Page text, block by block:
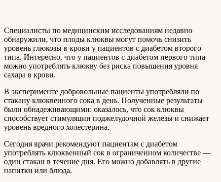
Специалисты по медицинским исследованиям недавно
обнаружили, что плоды клюквы могут помочь снизить
уровень глюкозы в крови у пациентов с диабетом второго
типа. Интересно, что у пациентов с диабетом первого типа
можно употреблять клюкву без риска повышения уровня
сахара в крови.
В эксперименте добровольные пациенты употребляли по
стакану клюквенного сока в день. Полученные результаты
были обнадеживающими: оказалось, что сок клюквы
способствует стимуляции поджелудочной железы и снижает
уровень вредного холестерина.
Сегодня врачи рекомендуют пациентам с диабетом
употреблять клюквенный сок в ограниченном количестве —
один стакан в течение дня. Его можно добавлять в другие
напитки или блюда.